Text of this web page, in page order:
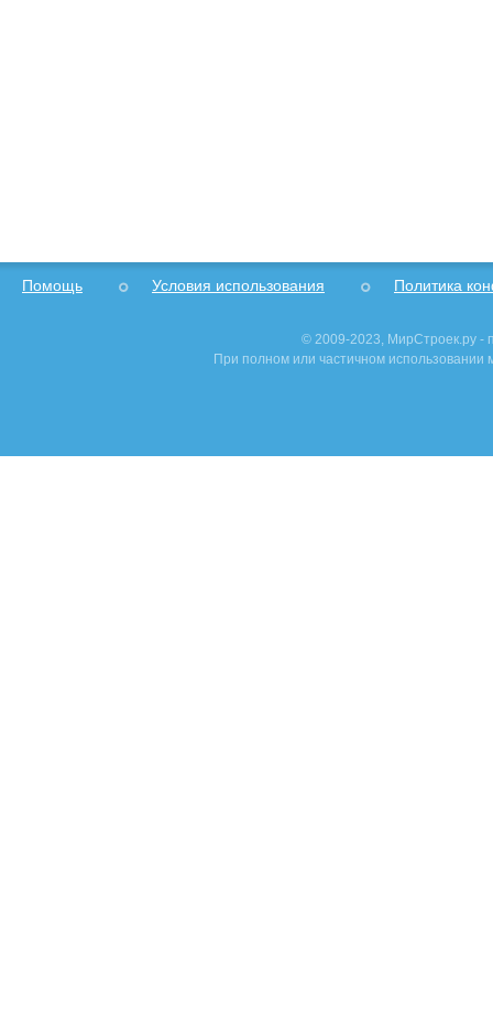
Помощь Условия использования Политика
© 2009-2023, МирСтроек.ру -
При полном или частичном использовании